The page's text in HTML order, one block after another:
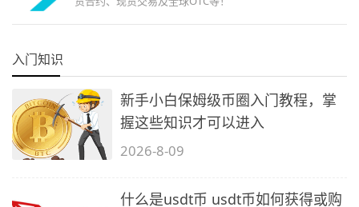
入门知识
新手小白保姆级币圈入门教程，掌
握这些知识才可以进入
2026-8-09
什么是usdt币 usdt币如何获得或购